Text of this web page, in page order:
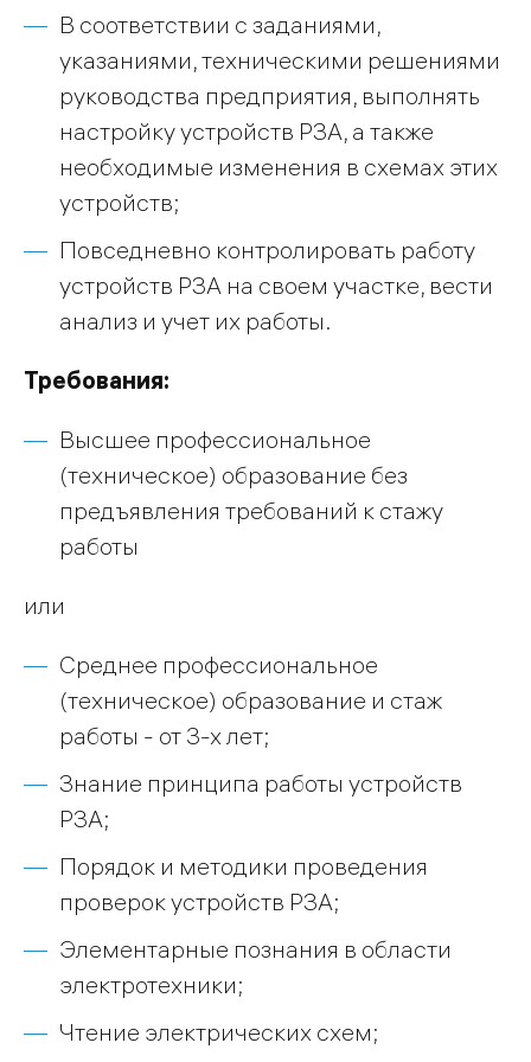
В соответствии с заданиями,
указаниями, техническими решениями
руководства предприятия, выполнять
настройку устройств РЗА, а также
необходимые изменения в схемах этих
устройств;
Повседневно контролировать работу
устройств РЗА на своем участке, вести
анализ и учет их работы.
Требования:
Высшее профессиональное
(техническое) образование без
предъявления требований к стажу
работы
или
Среднее профессиональное
(техническое) образование и стаж
работы - от 3-х лет;
Знание принципа работы устройств
РЗА;
Порядок и методики проведения
проверок устройств РЗА;
Элементарные познания в области
электротехники;
Чтение электрических схем;